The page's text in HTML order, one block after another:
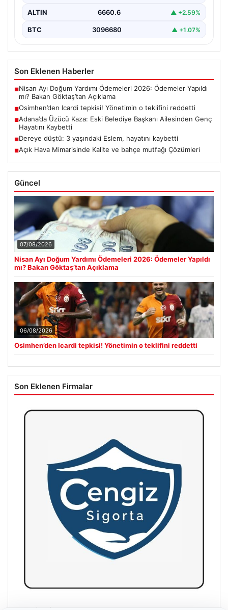
ALTIN 6660.6 ▲ +2.59%
BTC 3096680 ▲ +1.07%
Son Eklenen Haberler
■Nisan Ayı Doğum Yardımı Ödemeleri 2026: Ödemeler Yapıldı
mı? Bakan Göktaş’tan Açıklama
■Osimhen’den Icardi tepkisi! Yönetimin o teklifini reddetti
■Adana’da Üzücü Kaza: Eski Belediye Başkanı Ailesinden Genç
Hayatını Kaybetti
■Dereye düştü: 3 yaşındaki Eslem, hayatını kaybetti
■Açık Hava Mimarisinde Kalite ve bahçe mutfağı Çözümleri
Güncel
07/08/2026
Nisan Ayı Doğum Yardımı Ödemeleri 2026: Ödemeler Yapıldı
mı? Bakan Göktaş’tan Açıklama
06/08/2026
Osimhen’den Icardi tepkisi! Yönetimin o teklifini reddetti
Son Eklenen Firmalar